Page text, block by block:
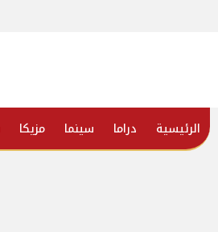
الرئيسية دراما سينما مزيكا